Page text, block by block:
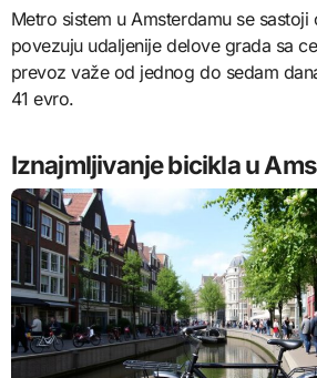
Metro sistem u Amsterdamu se
povezuju udaljenije delove grada sa
prevoz važe od jednog do sedam
41 evro.
Iznajmljivanje bicikla u